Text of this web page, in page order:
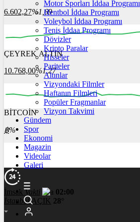
6.602,27%1,69
05:00 06:00
ÇEYREK ALTIN
10.768,00%1,27
00:00 00:00
BİTCOİN
฿%
Motor Sporları İddaa Programı
Hentbol İddaa Programı
Voleybol İddaa Programı
Tenis İddaa Programı
Dövizler
Kripto Paralar
Hisseler
Pariteler
Altınlar
Vizyondaki Filmler
Haftanın Filmleri
Popüler Fragmanlar
Vizyon Takvimi
Gündem
Spor
Ekonomi
Magazin
Videolar
Galeri
İmsakVakti
02:00
İstanbul AÇIK 28°